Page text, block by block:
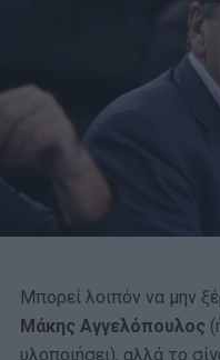
Μπορεί λοιπόν να μην
Μάκης Αγγελόπουλος
υλοποιήσει), αλλά το